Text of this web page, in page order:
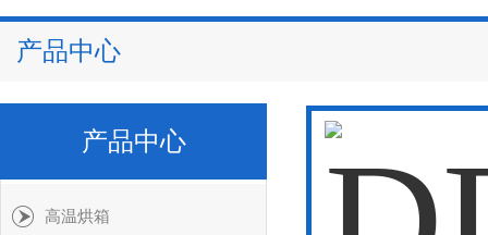
产品中心
产品中心
高温烘箱